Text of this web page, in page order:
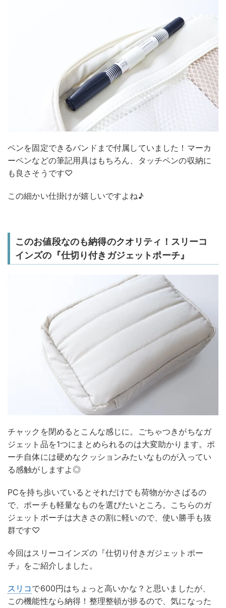
ペンを固定できるバンドまで付属していました！マーカ
ーペンなどの筆記用具はもちろん、タッチペンの収納に
も良さそうです♡
この細かい仕掛けが嬉しいですよね♪
このお値段なのも納得のクオリティ！スリーコ
インズの『仕切り付きガジェットポーチ』
チャックを閉めるとこんな感じに。ごちゃつきがちなガ
ジェット品を1つにまとめられるのは大変助かります。ポ
ーチ自体には硬めなクッションみたいなものが入ってい
る感触がしますよ◎
PCを持ち歩いているとそれだけでも荷物がかさばるの
で、ポーチも軽量なものを選びたいところ。こちらのガ
ジェットポーチは大きさの割に軽いので、使い勝手も抜
群です♡
今回はスリーコインズの『仕切り付きガジェットポー
チ』をご紹介しました。
スリコ で600円はちょっと高いかな？と思いましたが、
この機能性なら納得！整理整頓が捗るので、気になった